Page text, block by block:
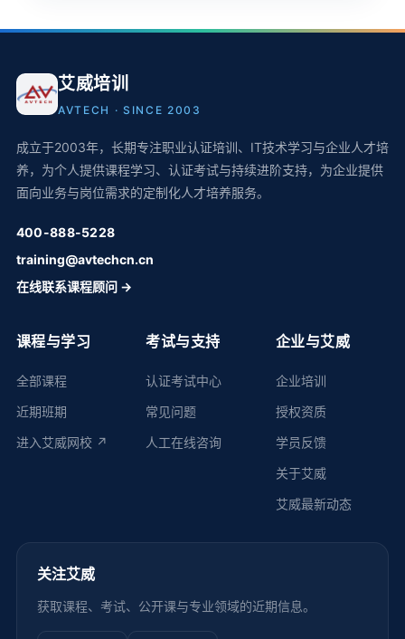
艾威培训
AVTECH · SINCE 2003
成立于2003年，长期专注职业认证培训、IT技术学习与企业人才培
养，为个人提供课程学习、认证考试与持续进阶支持，为企业提供
面向业务与岗位需求的定制化人才培养服务。
400-888-5228
training@avtechcn.cn
在线联系课程顾问 →
课程与学习
全部课程
近期班期
进入艾威网校 ↗
考试与支持
认证考试中心
常见问题
人工在线咨询
企业与艾威
企业培训
授权资质
学员反馈
关于艾威
艾威最新动态
关注艾威
获取课程、考试、公开课与专业领域的近期信息。